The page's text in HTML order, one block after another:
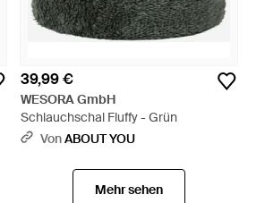
39,99 €
WESORA GmbH
Schlauchschal Fluffy - Grün
VonABOUT YOU
Mehr sehen